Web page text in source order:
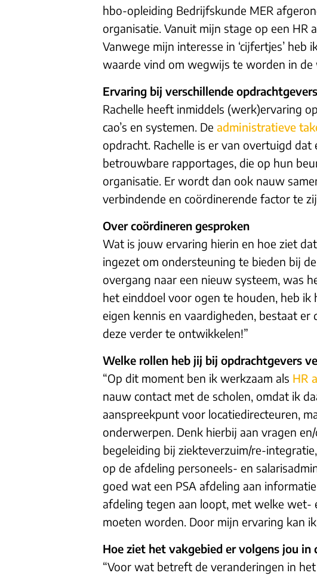
hbo-opleiding Bedrijfskunde MER
organisatie. Vanuit mijn stage op een
Vanwege mijn interesse in ‘cijfertjes’
waarde vind om wegwijs te worden in de
Ervaring bij verschillende opdrachtgevers
Rachelle heeft inmiddels (werk)ervaring
cao’s en systemen. De administratieve
opdracht. Rachelle is er van overtuigd
betrouwbare rapportages, die op hun
organisatie. Er wordt dan ook nauw
verbindende en coördinerende factor te
Over coördineren gesproken
Wat is jouw ervaring hierin en hoe ziet
ingezet om ondersteuning te bieden bij
overgang naar een nieuw systeem, was
het einddoel voor ogen te houden, heb ik
eigen kennis en vaardigheden, bestaat
deze verder te ontwikkelen!”
Welke rollen heb jij bij opdrachtgevers
“Op dit moment ben ik werkzaam als HR
nauw contact met de scholen, omdat ik
aanspreekpunt voor locatiedirecteuren,
onderwerpen. Denk hierbij aan vragen
begeleiding bij ziekteverzuim/re-
op de afdeling personeels- en
goed wat een PSA afdeling aan
afdeling tegen aan loopt, met welke wet-
moeten worden. Door mijn ervaring kan
Hoe ziet het vakgebied er volgens jou
“Voor wat betreft de veranderingen in